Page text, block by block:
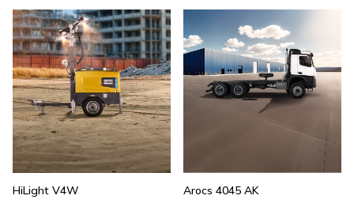
HiLight V4W Arocs 4045 AK